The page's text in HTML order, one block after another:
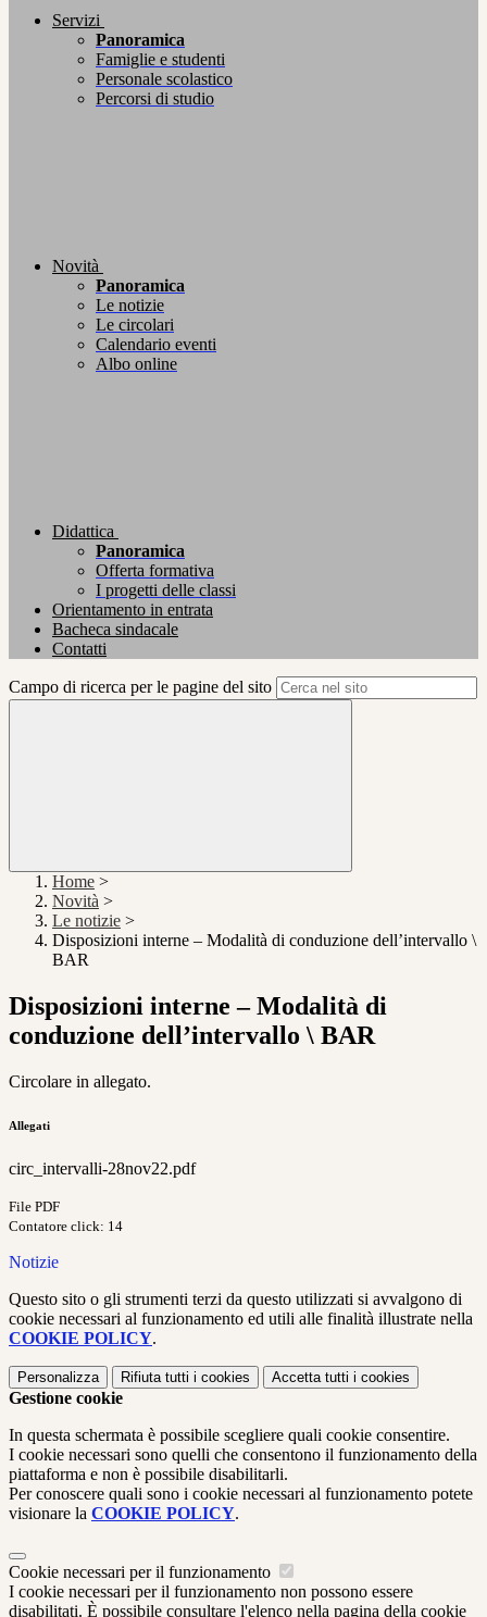
Servizi
Panoramica
Famiglie e studenti
Personale scolastico
Percorsi di studio
Novità
Panoramica
Le notizie
Le circolari
Calendario eventi
Albo online
Didattica
Panoramica
Offerta formativa
I progetti delle classi
Orientamento in entrata
Bacheca sindacale
Contatti
Campo di ricerca per le pagine del sito
Home >
Novità >
Le notizie >
Disposizioni interne – Modalità di conduzione dell’intervallo \
BAR
Disposizioni interne – Modalità di
conduzione dell’intervallo \ BAR
Circolare in allegato.
Allegati
circ_intervalli-28nov22.pdf
File PDF
Contatore click: 14
Notizie
Questo sito o gli strumenti terzi da questo utilizzati si avvalgono di
cookie necessari al funzionamento ed utili alle finalità illustrate nella
COOKIE POLICY.
Personalizza Rifiuta tutti i cookies Accetta tutti i cookies
Gestione cookie
In questa schermata è possibile scegliere quali cookie consentire.
I cookie necessari sono quelli che consentono il funzionamento della
piattaforma e non è possibile disabilitarli.
Per conoscere quali sono i cookie necessari al funzionamento potete
visionare la COOKIE POLICY.
Cookie necessari per il funzionamento
I cookie necessari per il funzionamento non possono essere
disabilitati. È possibile consultare l'elenco nella pagina della cookie